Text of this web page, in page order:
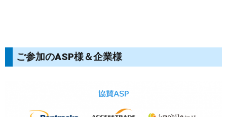
ご参加のASP様＆企業様